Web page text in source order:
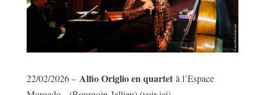
22/02/2026 – Alfio Origlio en quartetà l’Espace